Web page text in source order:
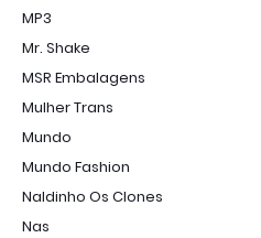
MP3
Mr. Shake
MSR Embalagens
Mulher Trans
Mundo
Mundo Fashion
Naldinho Os Clones
Nas